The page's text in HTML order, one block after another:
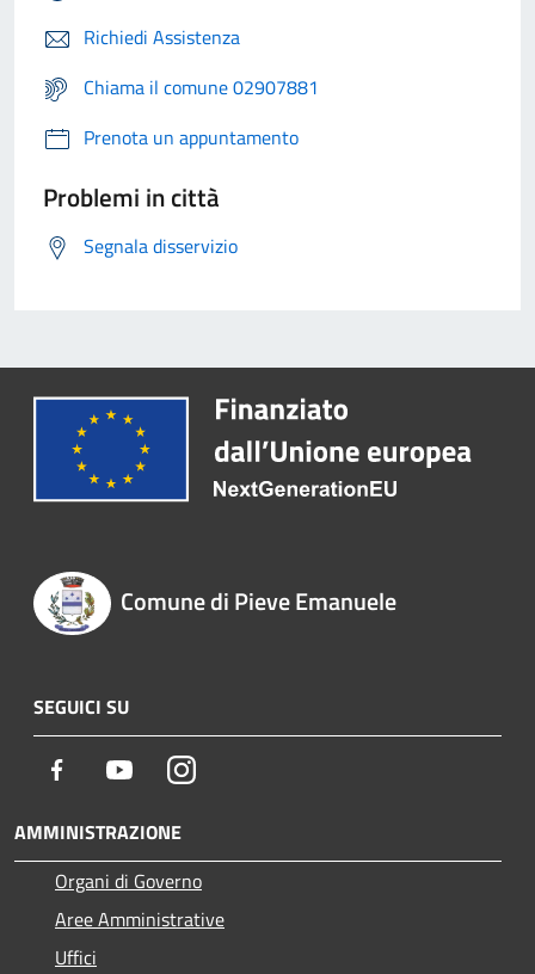
Richiedi Assistenza
Chiama il comune 02907881
Prenota un appuntamento
Problemi in città
Segnala disservizio
Comune di Pieve Emanuele
SEGUICI SU
Facebook YoutubeInstagram
AMMINISTRAZIONE
Organi di Governo
Aree Amministrative
Uffici